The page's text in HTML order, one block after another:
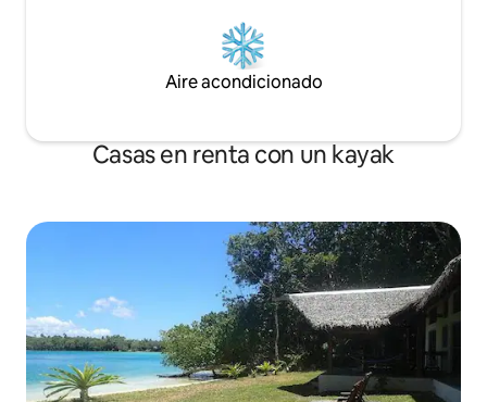
Aire acondicionado
Casas en renta con un kayak